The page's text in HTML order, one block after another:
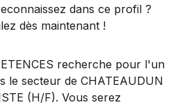
dans ce profil ?
dès maintenant !
recherche pour l'un
le secteur de CHATEAUDUN
(H/F). Vous serez